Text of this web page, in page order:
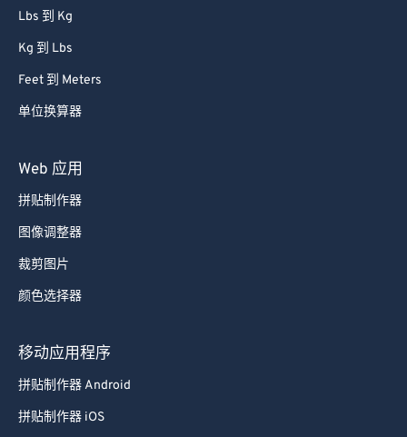
Lbs 到 Kg
Kg 到 Lbs
Feet 到 Meters
单位换算器
Web 应用
拼贴制作器
图像调整器
裁剪图片
颜色选择器
移动应用程序
拼贴制作器 Android
拼贴制作器 iOS